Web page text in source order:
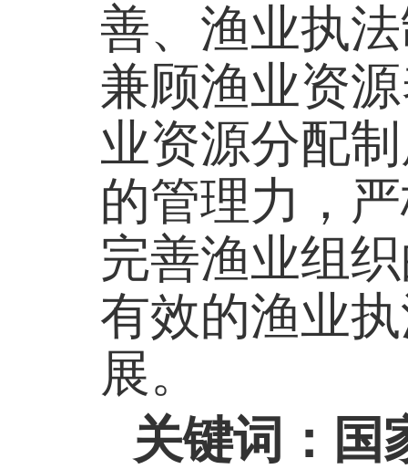
善、渔业执
兼顾渔业资
业资源分配
的管理力，
完善渔业组
有效的渔业
展。
关键词：国